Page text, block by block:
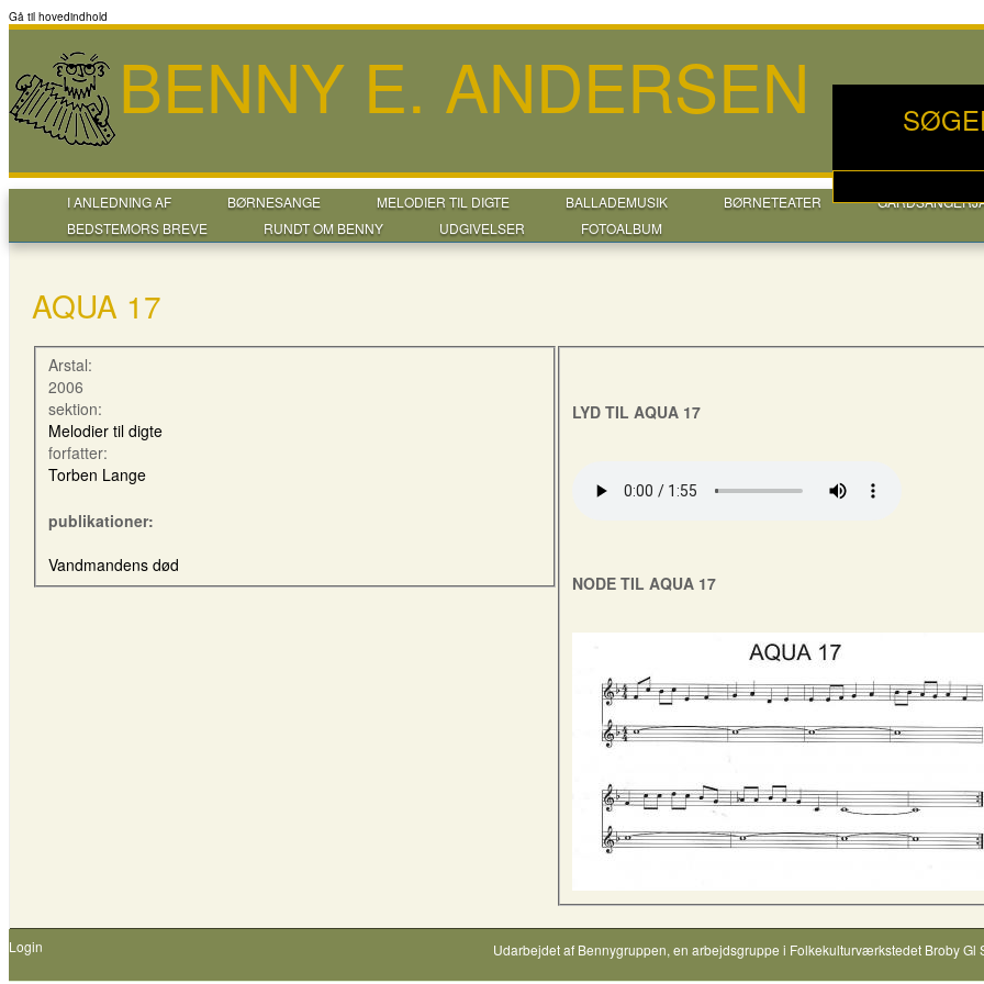
Gå til hovedindhold
BENNY E. ANDERSEN
I ANLEDNING AF BØRNESANGE MELODIER TIL DIGTE BALLADEMUSIK BØRNETEATER
BEDSTEMORS BREVE
RUNDT OM BENNY UDGIVELSER FOTOALBUM
AQUA 17
Arstal:
2006
sektion:
Melodier til digte
forfatter:
Torben Lange
publikationer:
Vandmandens død
LYD TIL AQUA 17
NODE TIL AQUA 17
Login Udarbejdet af Bennygruppen, en arbejdsgruppe i Folkekulturværkstedet Broby Gl